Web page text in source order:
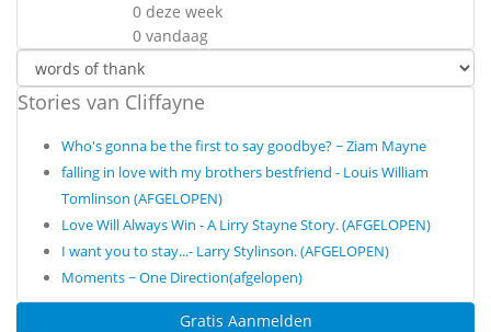
0 deze week
0 vandaag
Stories van Cliffayne
Who's gonna be the first to say goodbye? ~ Ziam Mayne
falling in love with my brothers bestfriend - Louis William
Tomlinson (AFGELOPEN)
Love Will Always Win - A Lirry Stayne Story. (AFGELOPEN)
I want you to stay...- Larry Stylinson. (AFGELOPEN)
Moments ~ One Direction(afgelopen)
Gratis Aanmelden